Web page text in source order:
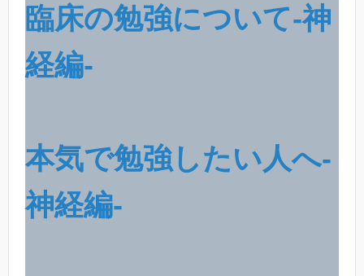
臨床の勉強について-神
経編-
本気で勉強したい人へ-
神経編-